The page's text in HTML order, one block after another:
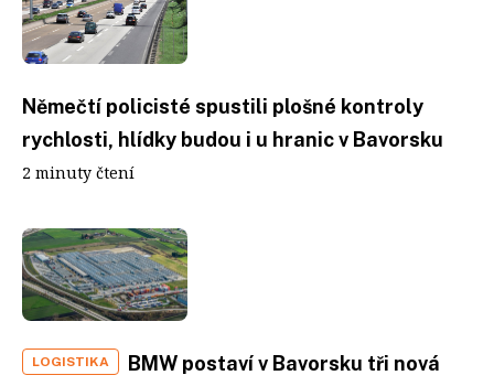
Němečtí policisté spustili plošné kontroly
rychlosti, hlídky budou i u hranic v Bavorsku
2 minuty čtení
LOGISTIKA
BMW postaví v Bavorsku tři nová